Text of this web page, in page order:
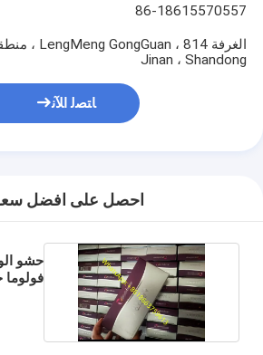
86-18615570557
Jinan ، Shandong
ﺎﺘﺼﻟ ﺍﻶﻧ
احصل على افضل
حشو
فولوما